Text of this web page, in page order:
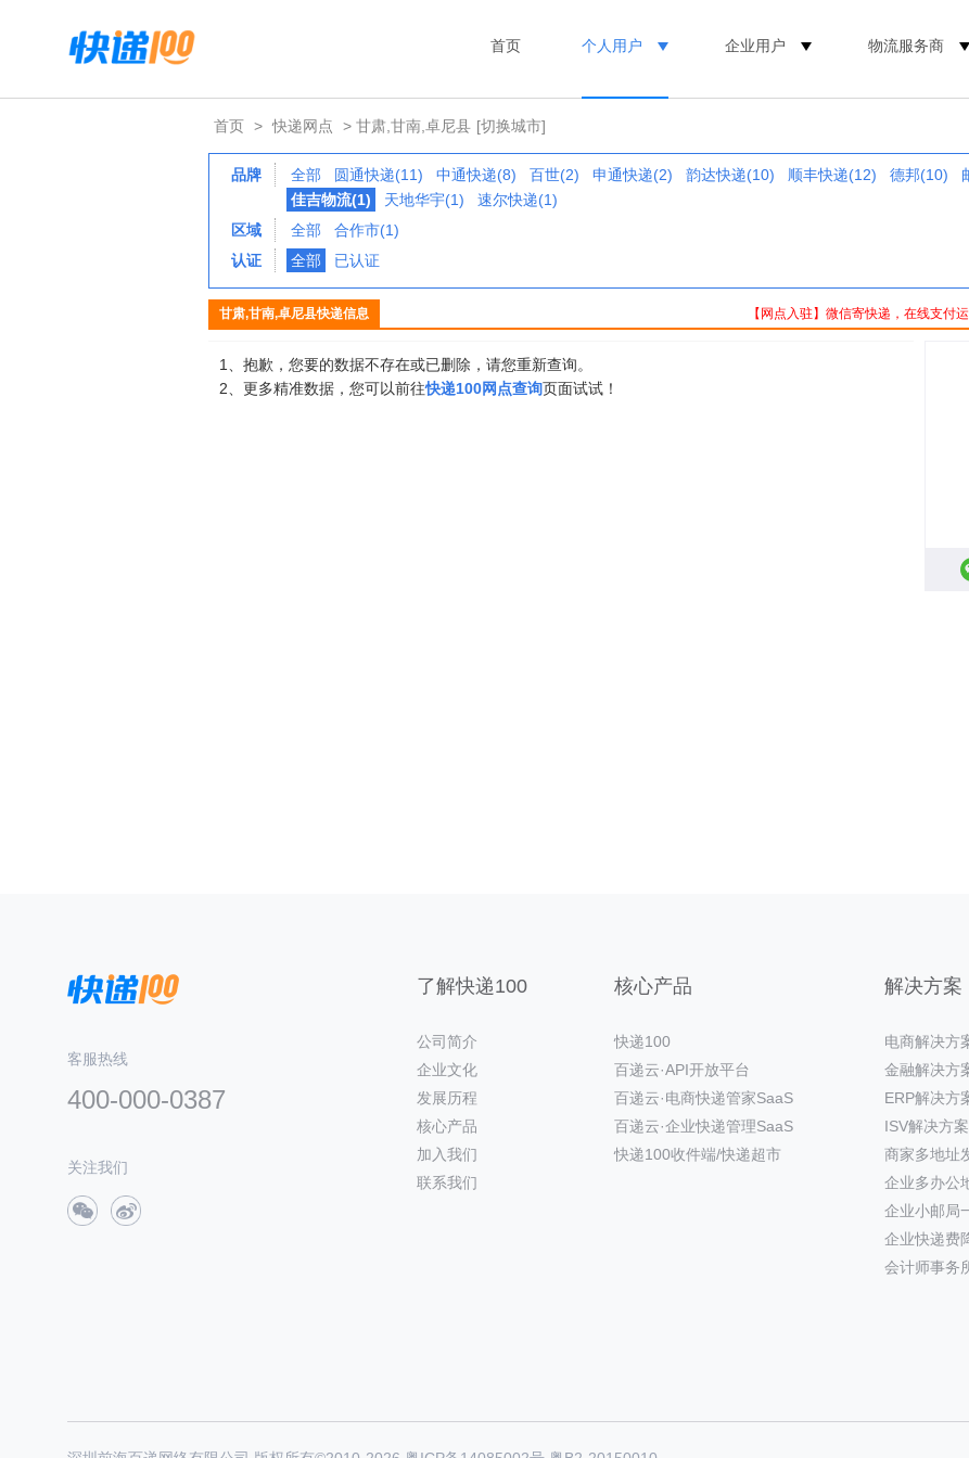
首页 个人用户 企业用户 物流服务商
首页 > 快递网点 > 甘肃,甘南,卓尼县 [切换城市]
品牌 全部 圆通快递(11) 中通快递(8) 百世(2) 申通快递(2) 韵达快递(10) 顺丰快递(12) 德邦(10)
佳吉物流(1)
天地华宇(1)
速尔快递(1)
区域
全部
合作市(1)
认证
全部 已认证
【网点入驻】微信寄快递，在线支付
甘肃,甘南,卓尼县快递信息
1、抱歉，您要的数据不存在或已删除，请您重新查询。
2、更多精准数据，您可以前往快递100网点查询页面试试！
客服热线
400-000-0387
关注我们
了解快递100
公司简介
企业文化
发展历程
核心产品
加入我们
联系我们
核心产品
快递100
百递云·API开放平台
百递云·电商快递管家SaaS
百递云·企业快递管理SaaS
快递100收件端/快递超市
解决方案
电商解决方
金融解决方
ERP解决方
ISV解决方案
商家多地址
企业多办公
企业小邮局
企业快递费
会计师事务